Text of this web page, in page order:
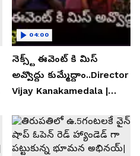
నెక్స్ట్ ఈవెంట్ కి మిస్
అవ్వొద్దు కుమ్మేద్దాం..Director
Vijay Kanakamedala |
04:00